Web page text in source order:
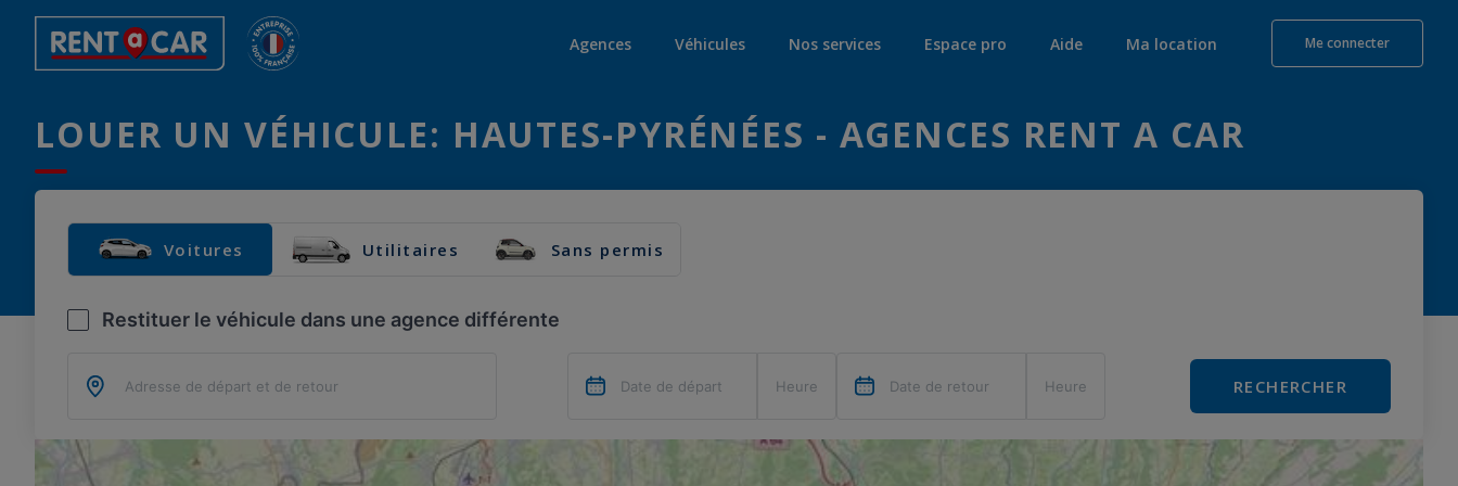
Agences Véhicules Nos services Espace pro Aide Ma location Me connecter
LOUER UN VÉHICULE: HAUTES-PYRÉNÉES - AGENCES RENT A CAR
Voitures Utilitaires Sans permis
Restituer le véhicule dans une agence différente
RECHERCHER